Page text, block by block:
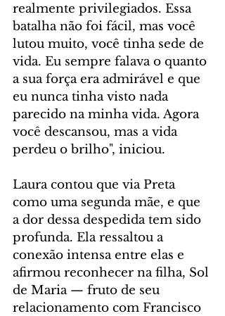
realmente privilegiados. Essa
batalha não foi fácil, mas você
lutou muito, você tinha sede de
vida. Eu sempre falava o quanto
a sua força era admirável e que
eu nunca tinha visto nada
parecido na minha vida. Agora
você descansou, mas a vida
perdeu o brilho", iniciou.
Laura contou que via Preta
como uma segunda mãe, e que
a dor dessa despedida tem sido
profunda. Ela ressaltou a
conexão intensa entre elas e
afirmou reconhecer na filha, Sol
de Maria — fruto de seu
relacionamento com Francisco